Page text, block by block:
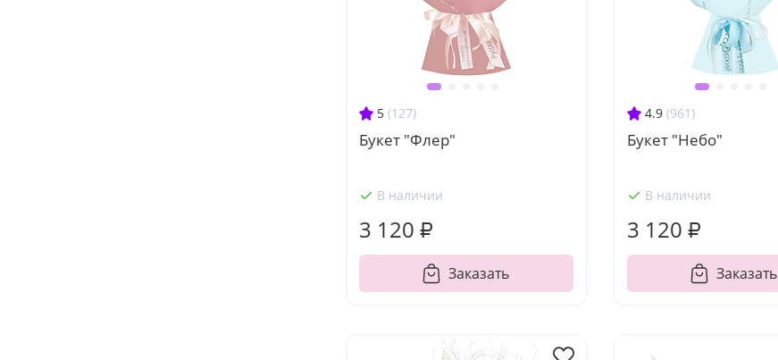
5 (127)
Букет "Флер"
В наличии
3 120 ₽
Заказать
4.9 (961)
Букет "Небо"
В наличии
3 120 ₽
Заказать